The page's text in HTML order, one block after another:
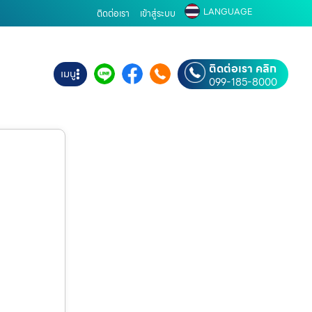
ติดต่อเรา เข้าสู่ระบบ LANGUAGE
เมนู ติดต่อเรา คลิก
099-185-8000